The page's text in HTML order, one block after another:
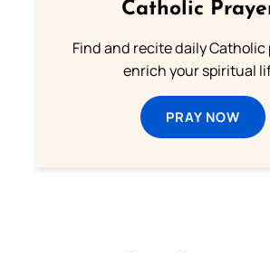
Catholic
Find and recite daily Catholic
enrich your spiritual
PRAY NOW